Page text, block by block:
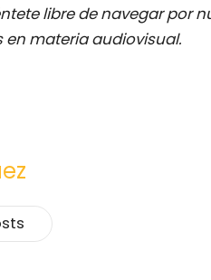
libre de navegar por
materia audiovisual.